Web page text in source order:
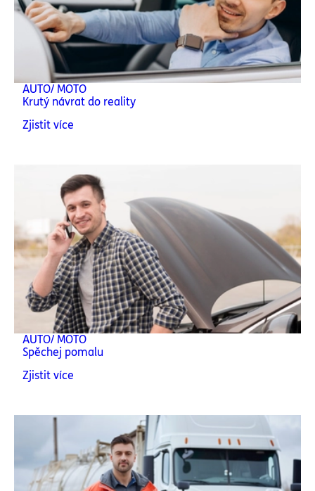
AUTO/ MOTO
Krutý návrat do reality
Zjistit více
AUTO/ MOTO
Spěchej pomalu
Zjistit více